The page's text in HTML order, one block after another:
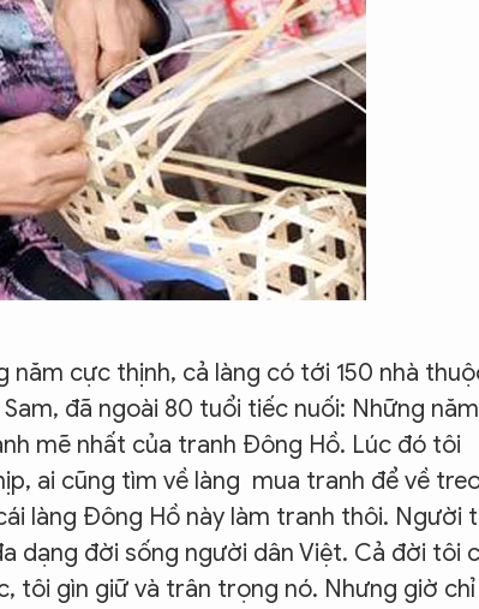
năm cực thịnh, cả làng có tới 150 nhà
đã ngoài 80 tuổi tiếc nuối: Những năm
mẽ nhất của tranh Đông Hồ. Lúc đó tôi
ai cũng tìm về làng mua tranh để về
làng Đông Hồ này làm tranh thôi. Người
dạng đời sống người dân Việt. Cả đời tôi
tôi gìn giữ và trân trọng nó. Nhưng giờ chỉ